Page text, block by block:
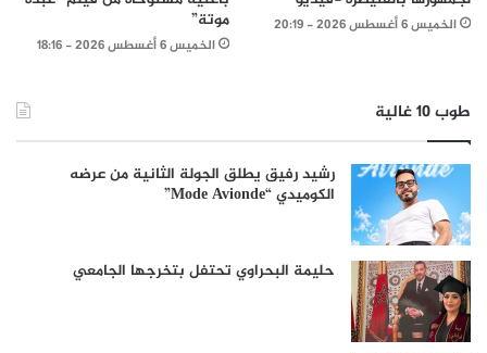
الخميس 6 أغسطس 2026 - 20:19
موتة”
الخميس 6 أغسطس 2026 - 18:16
طوب 10 غالية
رشيد رفيق يطلق الجولة الثانية من عرضه
الكوميدي “Mode Avionde”
حليمة البحراوي تحتفل بتخرجها الجامعي